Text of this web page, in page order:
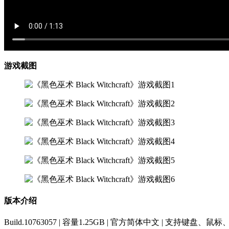
游戏截图
版本介绍
Build.10763057 | 容量1.25GB | 官方简体中文 | 支持键盘、鼠标